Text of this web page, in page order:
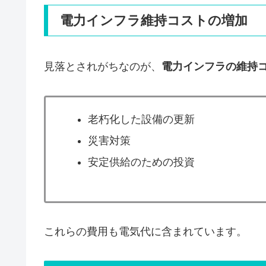
電力インフラ維持コストの増加
見落とされがちなのが、 電力インフラの維持
老朽化した設備の更新
災害対策
安定供給のための投資
これらの費用も電気代に含まれています。